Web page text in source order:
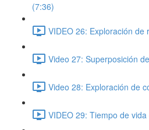
(7:36)
VIDEO 26: Exploración de
Video 27: Superposición
Video 28: Exploración de
VIDEO 29: Tiempo de